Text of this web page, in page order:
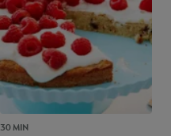
30 MIN